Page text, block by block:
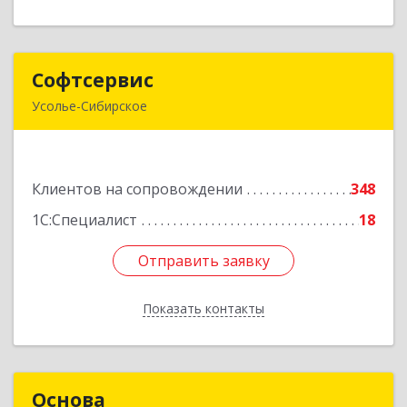
Софтсервис
Усолье-Сибирское
Клиентов на сопровождении
348
1С:Специалист
18
Отправить заявку
Показать контакты
Подробнее
Отправить заявку
Назад
Основа